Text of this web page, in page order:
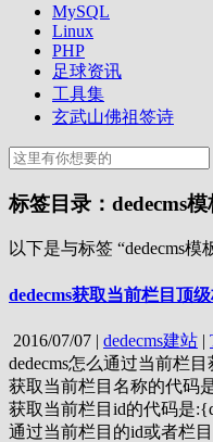
MySQL
Linux
PHP
足球资讯
工具集
玄武山佛祖签诗
标签目录：dedecms
以下是与标签 “dedecms
dedecms获取当前栏目顶
2016/07/07 | dedecms建站 |
dedecms怎么通过当前栏
获取当前栏目名称的代码是
获取当前栏目id的代码是
通过当前栏目的id或者栏